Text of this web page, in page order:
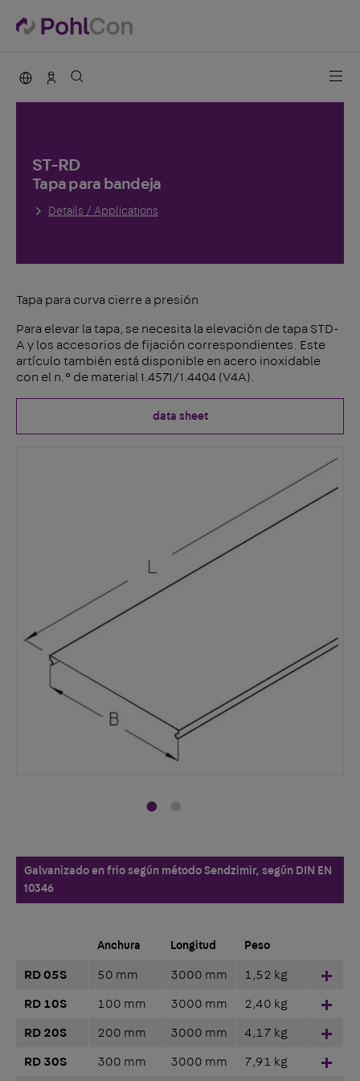
PohlCon international
Vertrieb Deutschland
ST-RD
Tapa para bandeja
Details / Applications
Tapa para curva cierre a presión
Para elevar la tapa, se necesita la elevación de tapa STD-
A y los accesorios de fijación correspondientes. Este
artículo también está disponible en acero inoxidable
con el n.° de material 1.4571/1.4404 (V4A).
data sheet
Galvanizado en frio según método Sendzimir, según DIN EN
10346
Anchura Longitud Peso
RD 05S 50 mm 3000 mm 1,52 kg
RD 10S 100 mm 3000 mm 2,40 kg
RD 20S 200 mm 3000 mm 4,17 kg
RD 30S 300 mm 3000 mm 7,91 kg